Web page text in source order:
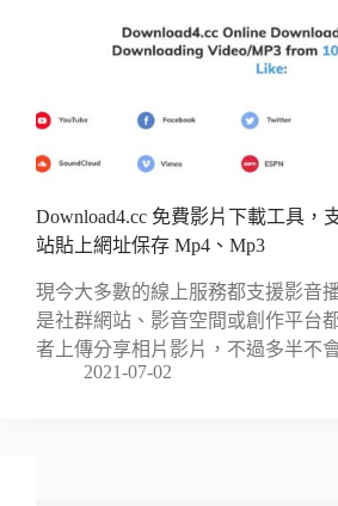
Download4.cc 免費影片下載工具，
站貼上網址保存 Mp4、Mp3
現今大多數的線上服務都支援影音
是社群網站、影音空間或創作平台
者上傳分享相片影片，不過多半不
2021-07-02